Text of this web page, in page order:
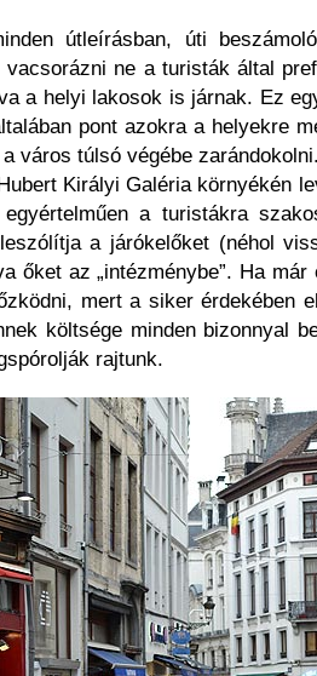
útleírásban, úti
vacsorázni ne a turisták által
a helyi lakosok is járnak. Ez
pont azokra a helyekre
város túlsó végébe
Királyi Galéria környékén
egyértelműen a turistákra
a járókelőket (néhol
őket az „intézménybe”. Ha
mert a siker érdekében
költsége minden bizonnyal
rajtunk.